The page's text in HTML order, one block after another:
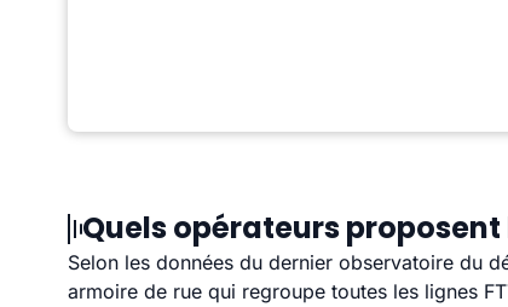
Quels opérateurs
Selon les données du dernier observatoire du
armoire de rue qui regroupe toutes les lignes